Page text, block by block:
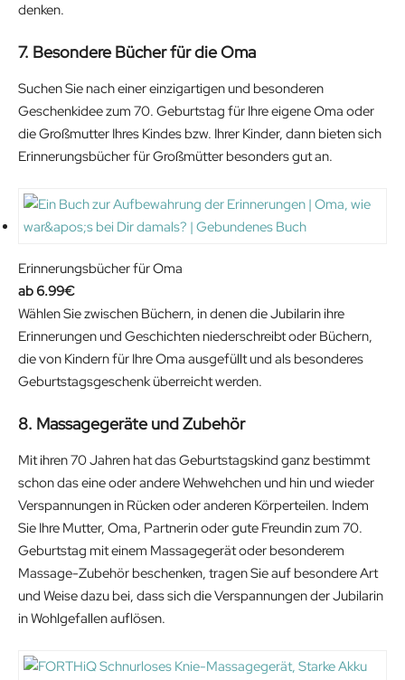
denken.
7. Besondere Bücher für die Oma
Suchen Sie nach einer einzigartigen und besonderen
Geschenkidee zum 70. Geburtstag für Ihre eigene Oma oder
die Großmutter Ihres Kindes bzw. Ihrer Kinder, dann bieten sich
Erinnerungsbücher für Großmütter besonders gut an.
Erinnerungsbücher für Oma
6.99€
Wählen Sie zwischen Büchern, in denen die Jubilarin ihre
Erinnerungen und Geschichten niederschreibt oder Büchern,
die von Kindern für Ihre Oma ausgefüllt und als besonderes
Geburtstagsgeschenk überreicht werden.
8. Massagegeräte und Zubehör
Mit ihren 70 Jahren hat das Geburtstagskind ganz bestimmt
schon das eine oder andere Wehwehchen und hin und wieder
Verspannungen in Rücken oder anderen Körperteilen. Indem
Sie Ihre Mutter, Oma, Partnerin oder gute Freundin zum 70.
Geburtstag mit einem Massagegerät oder besonderem
Massage-Zubehör beschenken, tragen Sie auf besondere Art
und Weise dazu bei, dass sich die Verspannungen der Jubilarin
in Wohlgefallen auflösen.